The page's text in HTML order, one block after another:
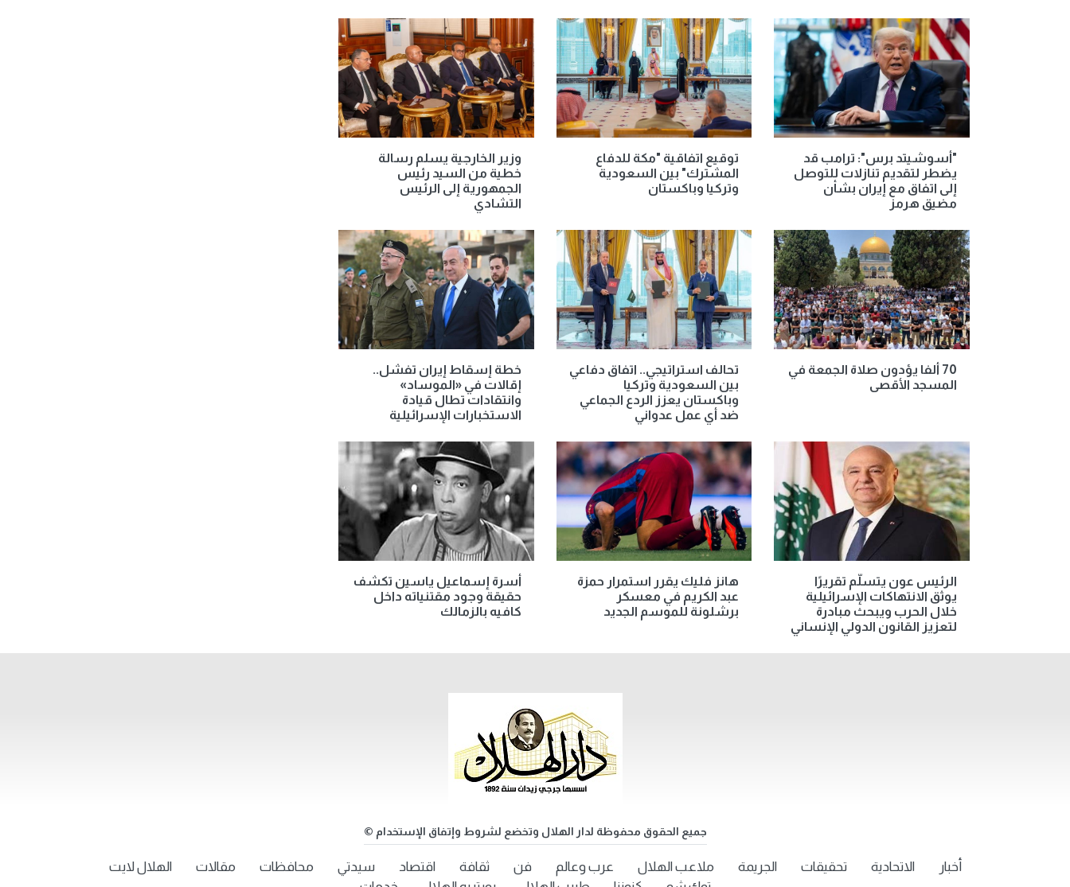
"أسوشيتد برس": ترامب قد
يضطر لتقديم تنازلات للتوصل
إلى اتفاق مع إيران بشأن
مضيق هرمز
توقيع اتفاقية "مكة للدفاع
المشترك" بين السعودية
وتركيا وباكستان
وزير الخارجية يسلم رسالة
خطية من السيد رئيس
الجمهورية إلى الرئيس
التشادي
70 ألفا يؤدون صلاة الجمعة في
المسجد الأقصى
تحالف استراتيجي.. اتفاق دفاعي
بين السعودية وتركيا
وباكستان يعزز الردع الجماعي
ضد أي عمل عدواني
خطة إسقاط إيران تفشل..
إقالات في «الموساد»
وانتقادات تطال قيادة
الاستخبارات الإسرائيلية
الرئيس عون يتسلّم تقريرًا
يوثق الانتهاكات الإسرائيلية
خلال الحرب ويبحث مبادرة
لتعزيز القانون الدولي الإنساني
هانز فليك يقرر استمرار حمزة
عبد الكريم في معسكر
برشلونة للموسم الجديد
أسرة إسماعيل ياسين تكشف
حقيقة وجود مقتنياته داخل
كافيه بالزمالك
جميع الحقوق محفوظة لدار الهلال وتخضع لشروط وإتفاق الإستخدام ©
أخبار الاتحادية تحقيقات الجريمة ملاعب الهلال عرب وعالم فن ثقافة اقتصاد سيدتي محافظات مقالات
الهلال لايت